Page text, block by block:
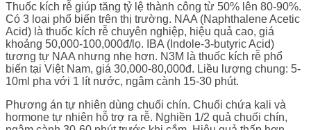
Thuốc kích rễ giúp tăng tỷ lệ thành công từ 50% lên 80-90%.
Có 3 loại phổ biến trên thị trường. NAA (Naphthalene Acetic
Acid) là thuốc kích rễ chuyên nghiệp, hiệu quả cao, giá
khoảng 50,000-100,000đ/lọ. IBA (Indole-3-butyric Acid)
tương tự NAA nhưng nhẹ hơn. N3M là thuốc kích rễ phổ
biến tại Việt Nam, giá 30,000-80,000đ. Liều lượng chung: 5-
10ml pha với 1 lít nước, ngâm cành 15-30 phút.
Phương án tự nhiên dùng chuối chín. Chuối chứa kali và
hormone tự nhiên hỗ trợ ra rễ. Nghiền 1/2 quả chuối chín,